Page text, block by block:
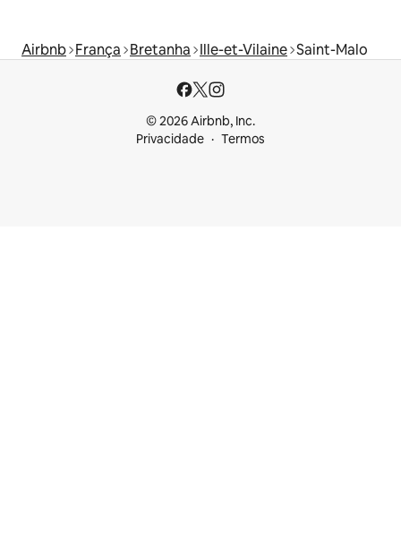
Airbnb França Bretanha Ille-et-Vilaine Saint-Malo
© 2026 Airbnb, Inc.
Privacidade
Termos